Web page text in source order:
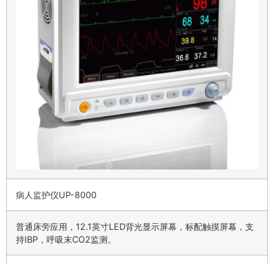
病人监护仪UP-8000
普通床旁应用，12.1英寸LED背光显示屏幕，标配触摸屏幕，支
持IBP，呼吸末CO2监测。